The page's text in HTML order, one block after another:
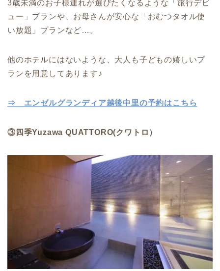
3歳未満のお子様連れが選びたくなるような「旅行デビ
ュー」プランや、お母さんが安心な「おむつタオル使
い放題」プランなど…。
他のホテルにはないような、大人も子どもの嬉しいプ
ランを用意してあります♪
⇒ エンゼルグランディア越後中里の予約はこちら
③四季Yuzawa QUATTORO(クワトロ）